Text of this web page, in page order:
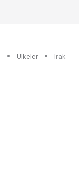
Ülkeler Irak